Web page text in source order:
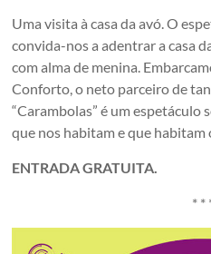
Uma visita à casa da avó. O
convida-nos a adentrar a casa
com alma de menina.
Conforto, o neto parceiro de
“Carambolas” é um
que nos habitam e que
ENTRADA GRATUITA.
* *